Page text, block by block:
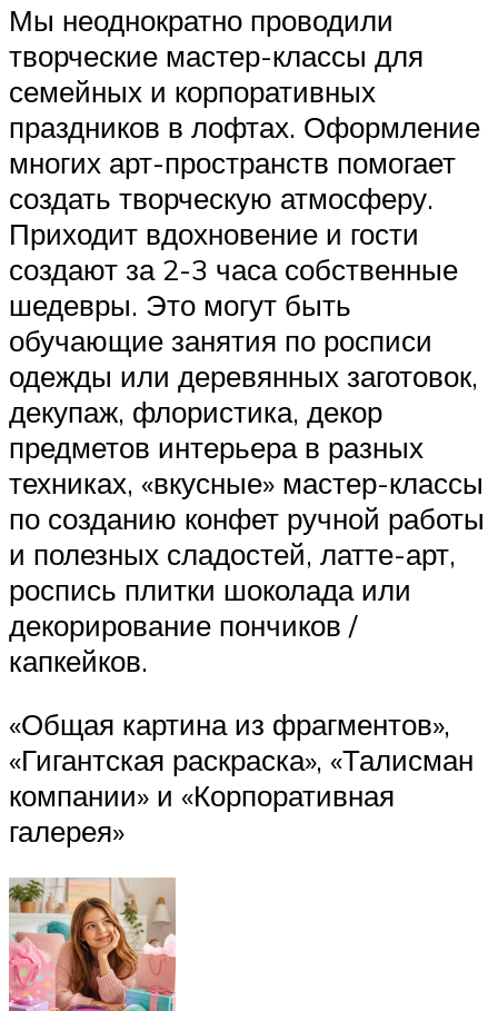
Мы неоднократно проводили
творческие мастер-классы для
семейных и корпоративных
праздников в лофтах. Оформление
многих арт-пространств помогает
создать творческую атмосферу.
Приходит вдохновение и гости
создают за 2-3 часа собственные
шедевры. Это могут быть
обучающие занятия по росписи
одежды или деревянных заготовок,
декупаж, флористика, декор
предметов интерьера в разных
техниках, «вкусные» мастер-классы
по созданию конфет ручной работы
и полезных сладостей, латте-арт,
роспись плитки шоколада или
декорирование пончиков /
капкейков.
«Общая картина из фрагментов»,
«Гигантская раскраска», «Талисман
компании» и «Корпоративная
галерея»